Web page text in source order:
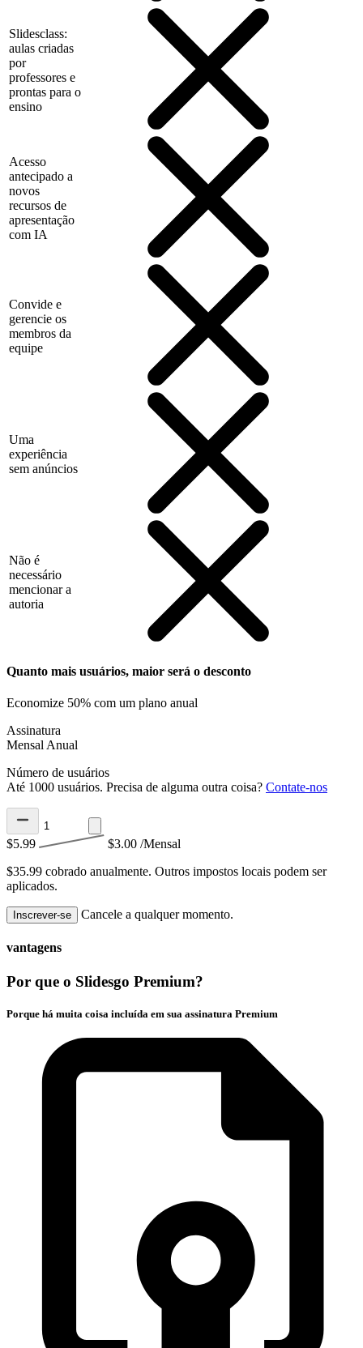
Slidesclass:
aulas criadas
por
professores e
prontas para o
ensino
Acesso
antecipado a
novos
recursos de
apresentação
com IA
Convide e
gerencie os
membros da
equipe
Uma
experiência
sem anúncios
Não é
necessário
mencionar a
autoria
Quanto mais usuários, maior será o desconto
Economize 50% com um plano anual
Assinatura
Mensal Anual
Número de usuários
Até 1000 usuários. Precisa de alguma outra coisa? Contate-nos
$5.99 $3.00 /Mensal
$35.99 cobrado anualmente. Outros impostos locais podem ser
aplicados.
Inscrever-se Cancele a qualquer momento.
vantagens
Por que o Slidesgo Premium?
Porque há muita coisa incluída em sua assinatura Premium